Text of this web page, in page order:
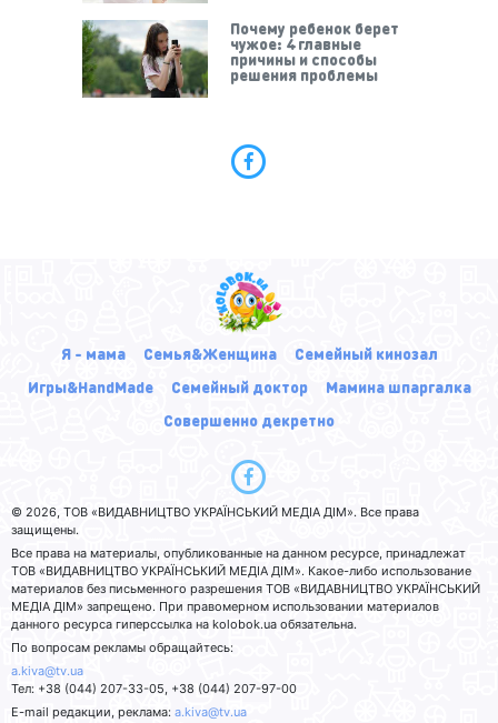
Почему ребенок берет
чужое: 4 главные
причины и способы
решения проблемы
Я - мама Семья&Женщина
Семейный кинозал
Игры&HandMade
Семейный доктор
Мамина шпаргалка
Совершенно декретно
© 2026, ТОВ «ВИДАВНИЦТВО УКРАЇНСЬКИЙ МЕДІА ДІМ». Все права
защищены.
Все права на материалы, опубликованные на данном ресурсе, принадлежат
ТОВ «ВИДАВНИЦТВО УКРАЇНСЬКИЙ МЕДІА ДІМ». Какое-либо использование
материалов без письменного разрешения ТОВ «ВИДАВНИЦТВО УКРАЇНСЬКИЙ
МЕДІА ДІМ» запрещено. При правомерном использовании материалов
данного ресурса гиперссылка на kolobok.ua обязательна.
По вопросам рекламы обращайтесь:
a.kiva@tv.ua
Тел: +38 (044) 207-33-05, +38 (044) 207-97-00
E-mail редакции, реклама: a.kiva@tv.ua